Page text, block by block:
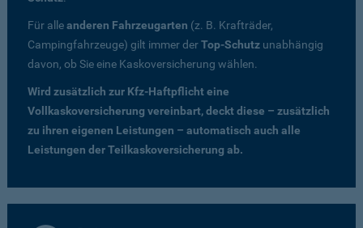
Für alleanderen Fahrzeugarten (z. B. Krafträder,
Campingfahrzeuge) gilt immer derTop-Schutz unabhängig
davon, ob Sie eine Kaskoversicherung wählen.
Wird zusätzlich zur Kfz-Haftpflicht eine
Vollkaskoversicherung vereinbart, deckt diese – zusätzlich
zu ihren eigenen Leistungen – automatisch auch alle
Leistungen der Teilkaskoversicherung ab.